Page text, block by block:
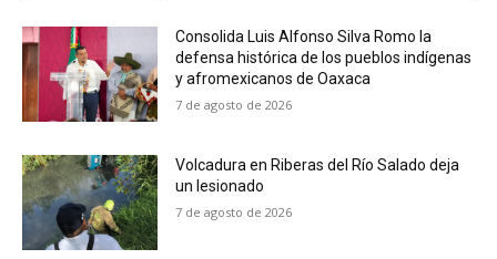
Consolida Luis Alfonso Silva Romo la
defensa histórica de los pueblos indígenas
y afromexicanos de Oaxaca
7 de agosto de 2026
Volcadura en Riberas del Río Salado deja
un lesionado
7 de agosto de 2026